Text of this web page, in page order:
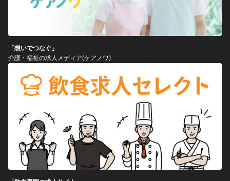
「想いでつなぐ」
介護・福祉の求人メディア(ケアノワ)